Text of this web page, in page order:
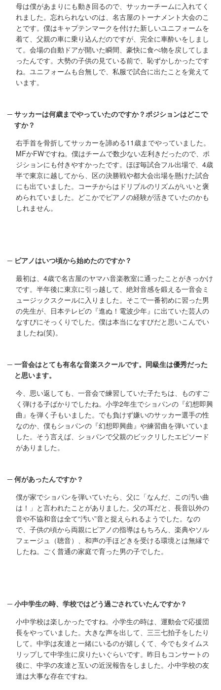
母は僕があまりにも動き回るので、サッカーチームに入れてく
れました。忘れられないのは、名古屋のトーナメント大会のこ
とです。僕はキャプテンマークを付けた新しいユニフォームを
着て、父親の車に乗り込んだのですが、完全に車酔いをしまし
て。会場の自動ドアが開いた瞬間、豪快に食べ物を戻してしま
ったんです。大勢の子供の見ている前で、恥ずかしかったです
ね。ユニフォームも台無しで、私服で試合に出たことを覚えて
います。
サッカーは何歳までやっていたのですか？ポジションはどこで
すか？
右手首を骨折してサッカーを諦める11歳までやっていました。
MFかFWですね。僕はチームで数少ない左利きだったので、ポ
ジションにも付きやすかったです。ほぼ毎試合フル出場で、4歳
半で東京に越してから、区の決勝戦や都大会出場を懸けた試合
にも出ていました。コーチからはドリブルのリズムがいいと褒
められていました。どこかでピアノの経験が活きていたのかも
しれません。
ピアノはいつ頃から始めたのですか？
最初は、4歳で名古屋のヤマハ音楽教室に通ったことがきっかけ
です。半年後に東京に引っ越して、絶対音感を鍛える一音会ミ
ュージックスクールに入りました。そこで一番初めに習った男
の先生が、日本テレビの『進ぬ！電波少年』に出ていた芸人の
なすびにそっくりでした。僕は本当になすびだと思いこんでい
ましたね(笑)。
一音会はとても有名な音楽スクールです。同級生は優秀だった
と思います。
今、思い返しても、一音会で練習していた子たちは、ものすご
く弾ける子ばかりでしたね。小学2年生でショパンの『幻想即興
曲』を弾く子もいました。でも負けず嫌いのサッカー選手の性
なのか、僕もショパンの『幻想即興曲』や練習曲を弾いていま
した。そう言えば、ショパンで父親のビックリしたエピソード
がありました。
何があったんですか？
僕が家でショパンを弾いていたら、父に「なんだ、この汚い曲
は！」と言われたことがありました。父の耳だと、長音以外の
音や不協和音は全て“汚い”音と捉えられるようでした。なの
で、子供の頃から両親にピアノの指導はもちろん、楽典やソル
フェージュ（聴音）、和声の手ほどきを受ける環境とは無縁で
したね。ごく普通の家庭で育った男の子でした。
小中学生の時、学校ではどう過ごされていたんですか？
小中学校は楽しかったですね。小学生の時は、運動会で応援団
長をやっていました。大きな声を出して、三三七拍子をしたり
して。中学は友達と一緒にいるのが嬉しくて、今でもタイムス
リップして中学生に戻りたいぐらいです。昨日もコンサートの
後に、中学の友達と互いの近況報告をしました。小中学校の友
達は大事な存在ですね。